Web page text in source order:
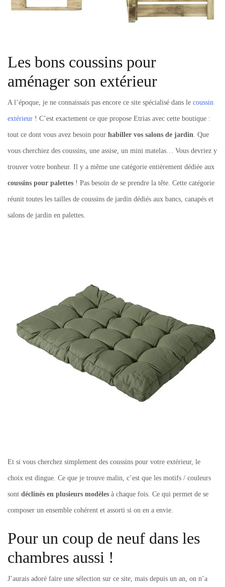
Les bons coussins pour
aménager son extérieur
A l’époque, je ne connaissais pas encore ce site spécialisé dans le coussin
extérieur ! C’est exactement ce que propose Etrias avec cette boutique :
tout ce dont vous avez besoin pour habiller vos salons de jardin . Que
vous cherchiez des coussins, une assise, un mini matelas… Vous devriez y
trouver votre bonheur. Il y a même une catégorie entièrement dédiée aux
coussins pour palettes ! Pas besoin de se prendre la tête. Cette catégorie
réunit toutes les tailles de coussins de jardin dédiés aux bancs, canapés et
salons de jardin en palettes.
Et si vous cherchez simplement des coussins pour votre extérieur, le
choix est dingue. Ce que je trouve malin, c’est que les motifs / couleurs
sont déclinés en plusieurs modèles à chaque fois. Ce qui permet de se
composer un ensemble cohérent et assorti si on en a envie.
Pour un coup de neuf dans les
chambres aussi !
J’aurais adoré faire une sélection sur ce site, mais depuis un an, on n’a